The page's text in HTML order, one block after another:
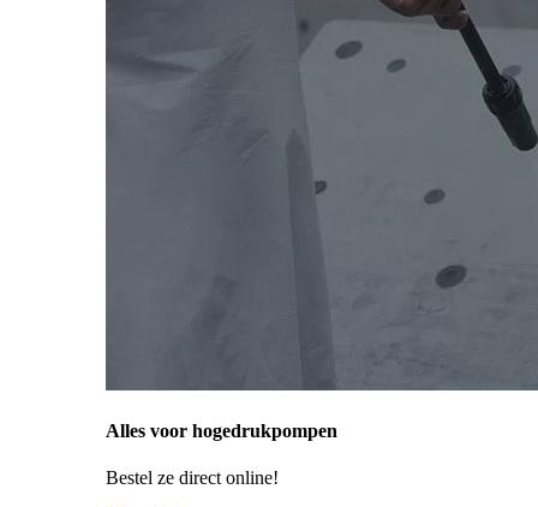
Alles voor hogedrukpompen
Bestel ze direct online!